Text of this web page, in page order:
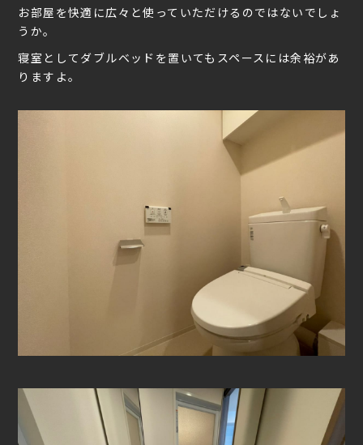
お部屋を快適に広々と使っていただけるのではないでしょ
うか。
寝室としてダブルベッドを置いてもスペースには余裕があ
りますよ。